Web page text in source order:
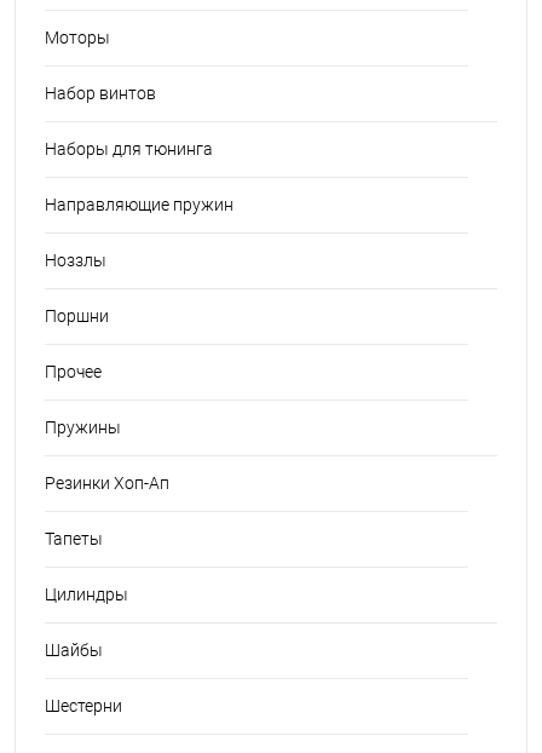
Моторы
Набор винтов
Наборы для тюнинга
Направляющие пружин
Ноззлы
Поршни
Прочее
Пружины
Резинки Хоп-Ап
Тапеты
Цилиндры
Шайбы
Шестерни